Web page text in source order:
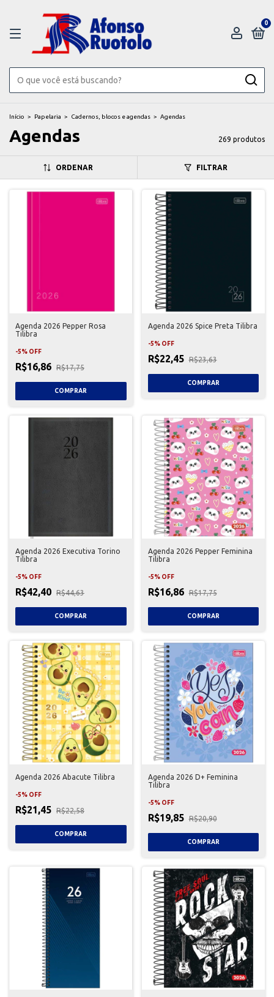
0
Início > Papelaria > Cadernos, blocos e agendas > Agendas
Agendas 269 produtos
ORDENAR FILTRAR
Agenda 2026 Pepper Rosa
Tilibra
-5% OFF
R$16,86 R$17,75
Agenda 2026 Spice Preta Tilibra
-5% OFF
R$22,45 R$23,63
Agenda 2026 Executiva Torino
Tilibra
-5% OFF
R$42,40 R$44,63
Agenda 2026 Pepper Feminina
Tilibra
-5% OFF
R$16,86 R$17,75
Agenda 2026 Abacute Tilibra
-5% OFF
R$21,45 R$22,58
Agenda 2026 D+ Feminina
Tilibra
-5% OFF
R$19,85 R$20,90